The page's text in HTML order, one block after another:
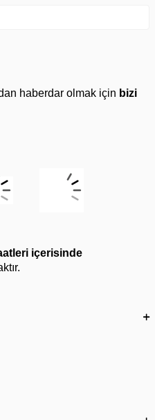
haberdar olmak için bizi
içerisinde